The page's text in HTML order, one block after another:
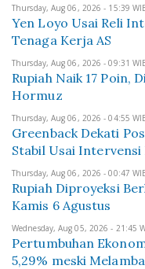
Thursday, Aug 06, 2026 - 15:39
Yen Loyo Usai Reli
Tenaga Kerja AS
Thursday, Aug 06, 2026 - 09:31
Rupiah Naik 17 Poin,
Hormuz
Thursday, Aug 06, 2026 - 04:55
Greenback Dekati
Stabil Usai
Thursday, Aug 06, 2026 - 00:47
Rupiah Diproyeksi
Kamis 6 Agustus
Wednesday, Aug 05, 2026 - 21:45
Pertumbuhan
5,29% meski